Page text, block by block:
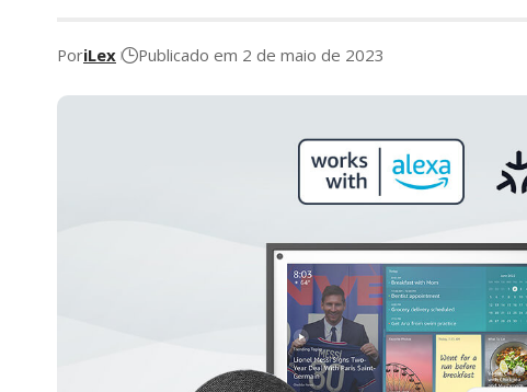
PoriLex Publicado em 2 de maio de 2023